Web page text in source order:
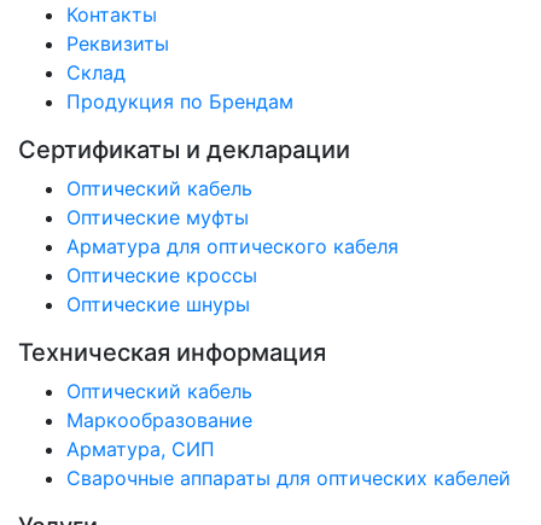
Контакты
Реквизиты
Склад
Продукция по Брендам
Сертификаты и декларации
Оптический кабель
Оптические муфты
Арматура для оптического кабеля
Оптические кроссы
Оптические шнуры
Техническая информация
Оптический кабель
Маркообразование
Арматура, СИП
Сварочные аппараты для оптических кабелей